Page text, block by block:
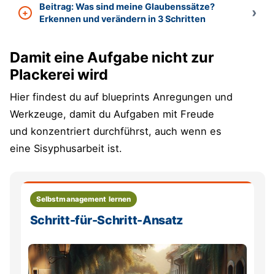
Beitrag: Was sind meine Glaubenssätze?
Erkennen und verändern in 3 Schritten
Damit eine Aufgabe nicht zur
Plackerei wird
Hier findest du auf blueprints Anregungen und
Werkzeuge, damit du Aufgaben mit Freude
und konzentriert durchführst, auch wenn es
eine Sisyphusarbeit ist.
Selbstmanagement lernen
Schritt-für-Schritt-Ansatz